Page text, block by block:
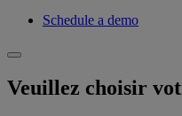
Schedule a demo
Veuillez choisir